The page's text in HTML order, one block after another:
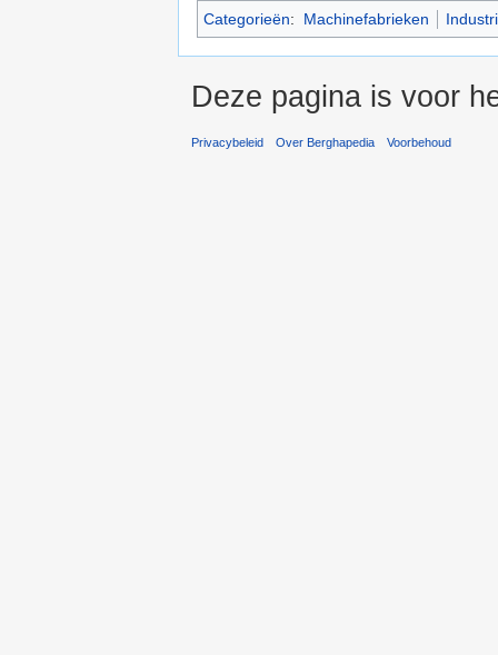
Categorieën: Machinefabrieken
Deze pagina is voor
Privacybeleid Over Berghapedia Voorbehoud